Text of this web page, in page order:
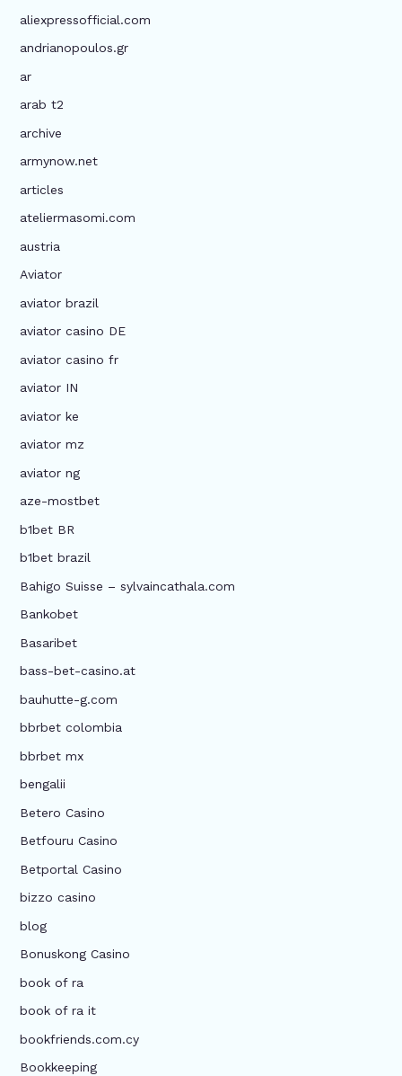
aliexpressofficial.com
andrianopoulos.gr
ar
arab t2
archive
armynow.net
articles
ateliermasomi.com
austria
Aviator
aviator brazil
aviator casino DE
aviator casino fr
aviator IN
aviator ke
aviator mz
aviator ng
aze-mostbet
b1bet BR
b1bet brazil
Bahigo Suisse – sylvaincathala.com
Bankobet
Basaribet
bass-bet-casino.at
bauhutte-g.com
bbrbet colombia
bbrbet mx
bengalii
Betero Casino
Betfouru Casino
Betportal Casino
bizzo casino
blog
Bonuskong Casino
book of ra
book of ra it
bookfriends.com.cy
Bookkeeping